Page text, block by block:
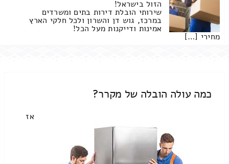
הזול בישראל!
שירותי הובלת דירות בתים ומשרדים
במרכז, גוש דן והשרון ולכל חלקי הארץ
אמינות ודייקנות מעל הכל!
מחירי […]
כמה עולה הובלה של מקרר?
אז